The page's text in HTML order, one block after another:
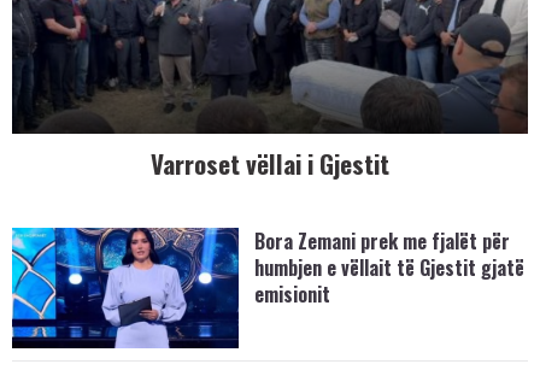
Varroset vëllai i Gjestit
Bora Zemani prek me fjalët për
humbjen e vëllait të Gjestit gjatë
emisionit